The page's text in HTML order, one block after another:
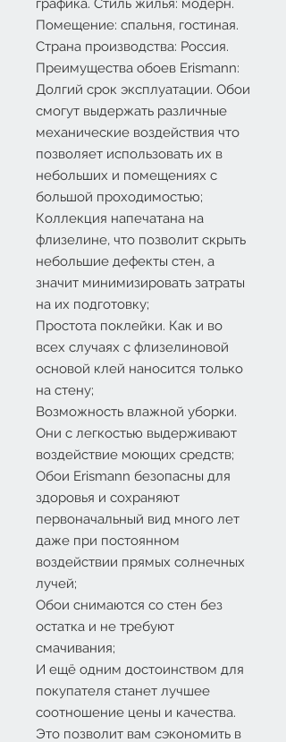
графика. Стиль жилья: модерн.
Помещение: спальня, гостиная.
Страна производства: Россия.
Преимущества обоев Erismann:
Долгий срок эксплуатации. Обои
смогут выдержать различные
механические воздействия что
позволяет использовать их в
небольших и помещениях с
большой проходимостью;
Коллекция напечатана на
флизелине, что позволит скрыть
небольшие дефекты стен, а
значит минимизировать затраты
на их подготовку;
Простота поклейки. Как и во
всех случаях с флизелиновой
основой клей наносится только
на стену;
Возможность влажной уборки.
Они с легкостью выдерживают
воздействие моющих средств;
Обои Erismann безопасны для
здоровья и сохраняют
первоначальный вид много лет
даже при постоянном
воздействии прямых солнечных
лучей;
Обои снимаются со стен без
остатка и не требуют
смачивания;
И ещё одним достоинством для
покупателя станет лучшее
соотношение цены и качества.
Это позволит вам сэкономить в